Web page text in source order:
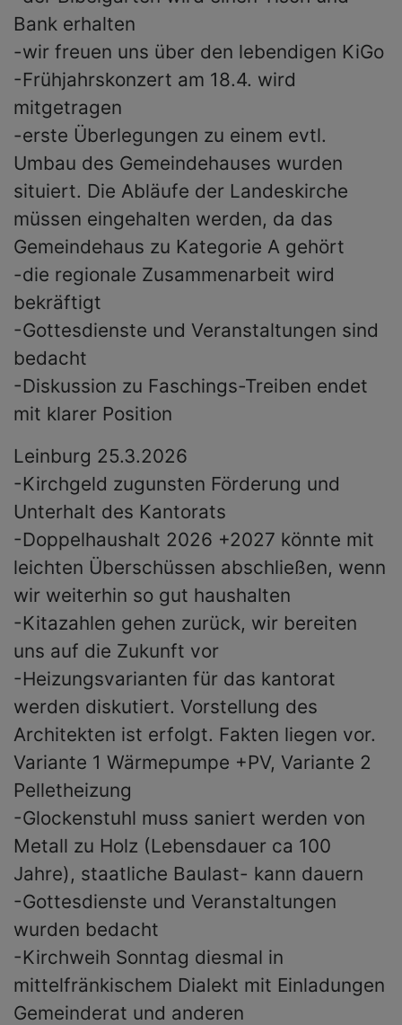
Bank erhalten
-wir freuen uns über den lebendigen KiGo
-Frühjahrskonzert am 18.4. wird
mitgetragen
-erste Überlegungen zu einem evtl.
Umbau des Gemeindehauses wurden
situiert. Die Abläufe der Landeskirche
müssen eingehalten werden, da das
Gemeindehaus zu Kategorie A gehört
-die regionale Zusammenarbeit wird
bekräftigt
-Gottesdienste und Veranstaltungen sind
bedacht
-Diskussion zu Faschings-Treiben endet
mit klarer Position
Leinburg 25.3.2026
-Kirchgeld zugunsten Förderung und
Unterhalt des Kantorats
-Doppelhaushalt 2026 +2027 könnte mit
leichten Überschüssen abschließen, wenn
wir weiterhin so gut haushalten
-Kitazahlen gehen zurück, wir bereiten
uns auf die Zukunft vor
-Heizungsvarianten für das kantorat
werden diskutiert. Vorstellung des
Architekten ist erfolgt. Fakten liegen vor.
Variante 1 Wärmepumpe +PV, Variante 2
Pelletheizung
-Glockenstuhl muss saniert werden von
Metall zu Holz (Lebensdauer ca 100
Jahre), staatliche Baulast- kann dauern
-Gottesdienste und Veranstaltungen
wurden bedacht
-Kirchweih Sonntag diesmal in
mittelfränkischem Dialekt mit Einladungen
Gemeinderat und anderen